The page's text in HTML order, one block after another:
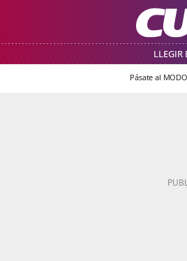
LLEGIR
Pásate al